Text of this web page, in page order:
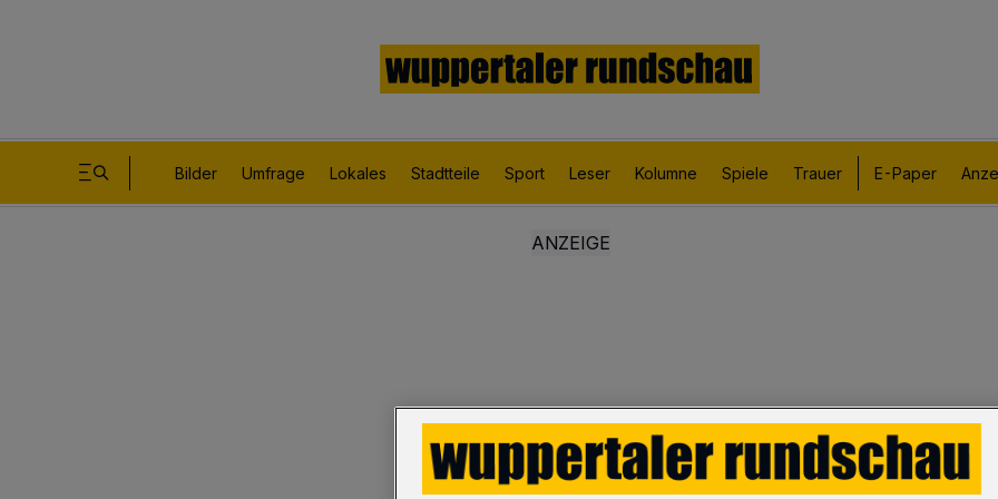
Bilder Umfrage Lokales Stadtteile Sport Leser Kolumne Spiele Trauer E-Paper